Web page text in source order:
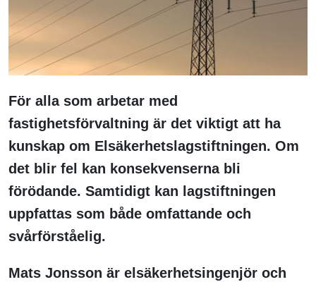
För alla som arbetar med
fastighetsförvaltning är det viktigt att ha
kunskap om Elsäkerhetslagstiftningen. Om
det blir fel kan konsekvenserna bli
förödande. Samtidigt kan lagstiftningen
uppfattas som både omfattande och
svårförståelig.
Mats Jonsson är elsäkerhetsingenjör och